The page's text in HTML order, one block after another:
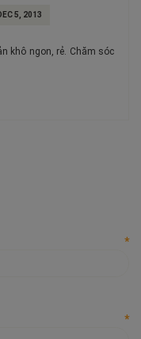
5, 2013
khô ngon, rẻ. Chăm sóc
*
*